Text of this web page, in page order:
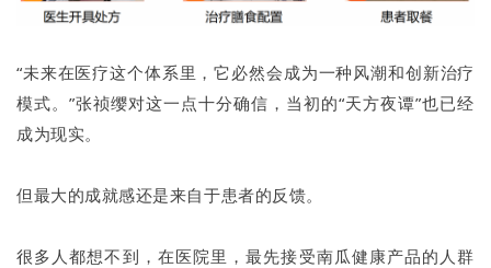
“未来在医疗这个体系里，它必然会成为一种风潮和创新治疗
模式。”张祯缨对这一点十分确信，当初的“天方夜谭”也已经
成为现实。
但最大的成就感还是来自于患者的反馈。
很多人都想不到，在医院里，最先接受南瓜健康产品的人群